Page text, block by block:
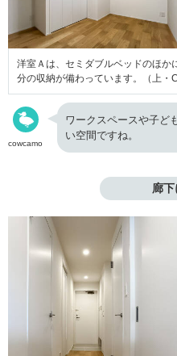
洋室Ａは、セミダブルベッドのほか
分の収納が備わっています。（上・
cowcamo
ワークスペースや子ど
い空間ですね。
廊